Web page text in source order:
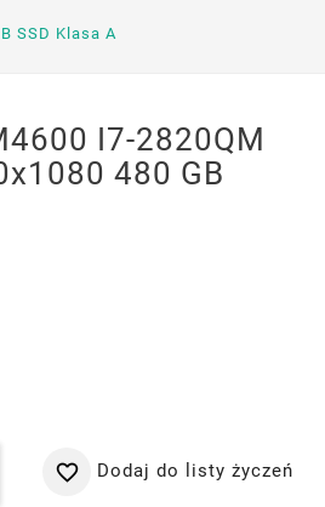
SSD Klasa A
I7-2820QM
480 GB
 Dodaj do listy życzeń